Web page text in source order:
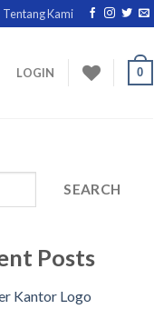
Tentang Kami
LOGIN 0
SEARCH
Posts
Kantor Logo